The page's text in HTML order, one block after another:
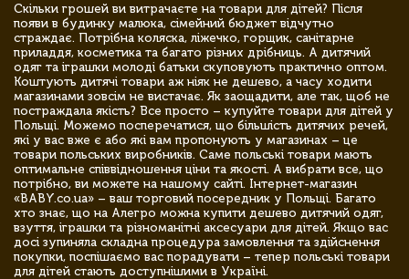
Скільки грошей ви витрачаєте на товари для дітей? Після
появи в будинку малюка, сімейний бюджет відчутно
страждає. Потрібна коляска, ліжечко, горщик, санітарне
приладдя, косметика та багато різних дрібниць. А дитячий
одяг та іграшки молоді батьки скуповують практично оптом.
Коштують дитячі товари аж ніяк не дешево, а часу ходити
магазинами зовсім не вистачає. Як заощадити, але так, щоб не
постраждала якість? Все просто – купуйте товари для дітей у
Польщі. Можемо посперечатися, що більшість дитячих речей,
які у вас вже є або які вам пропонують у магазинах – це
товари польських виробників. Саме польські товари мають
оптимальне співвідношення ціни та якості. А вибрати все, що
потрібно, ви можете на нашому сайті. Інтернет-магазин
«BABY.co.ua» – ваш торговий посередник у Польщі. Багато
хто знає, що на Алегро можна купити дешево дитячий одяг,
взуття, іграшки та різноманітні аксесуари для дітей. Якщо вас
досі зупиняла складна процедура замовлення та здійснення
покупки, поспішаємо вас порадувати – тепер польські товари
для дітей стають доступнішими в Україні.